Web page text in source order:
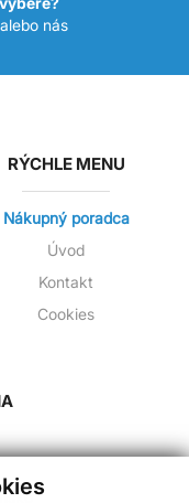
nás
RÝCHLE MENU
Nákupný poradca
Úvod
Kontakt
Cookies